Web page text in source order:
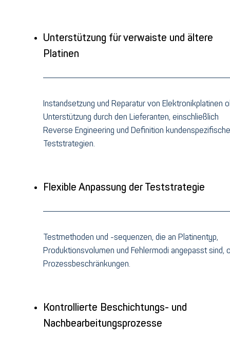
Unterstützung für verwaiste und ältere
Platinen
Instandsetzung und Reparatur von Elektronikplatinen
Unterstützung durch den Lieferanten, einschließlich
Reverse Engineering und Definition
Teststrategien.
Flexible Anpassung der Teststrategie
Testmethoden und -sequenzen, die an Platinentyp,
Produktionsvolumen und Fehlermodi angepasst sind,
Prozessbeschränkungen.
Kontrollierte Beschichtungs- und
Nachbearbeitungsprozesse